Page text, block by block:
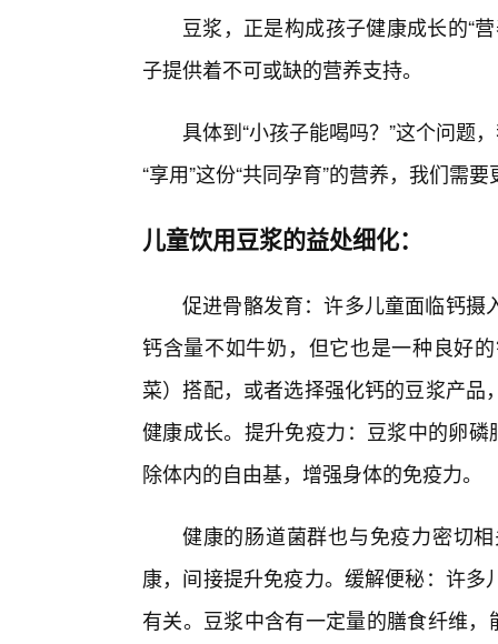
豆浆，正是构成孩子健康成长的“
子提供着不可或缺的营养支持。
具体到“小孩子能喝吗？”这个问题
“享用”这份“共同孕育”的营养，我们需
儿童饮用豆浆的益处细化：
促进骨骼发育：许多儿童面临钙摄
钙含量不如牛奶，但它也是一种良好
菜）搭配，或者选择强化钙的豆浆产
健康成长。提升免疫力：豆浆中的卵
除体内的自由基，增强身体的免疫力。
健康的肠道菌群也与免疫力密切
康，间接提升免疫力。缓解便秘：许
有关。豆浆中含有一定量的膳食纤维